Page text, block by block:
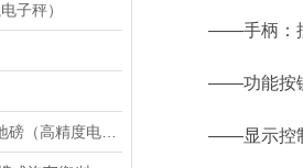
子秤）
——手柄：控
——功能按
——显示控制